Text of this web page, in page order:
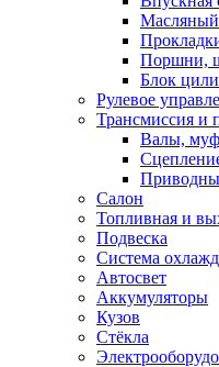
Масляный
Поршни,
Блок
Рулевое
Трансмиссия и
Валы,
Салон
Топливная и
Подвеска
Система
Автосвет
Аккумуляторы
Кузов
Стёкла